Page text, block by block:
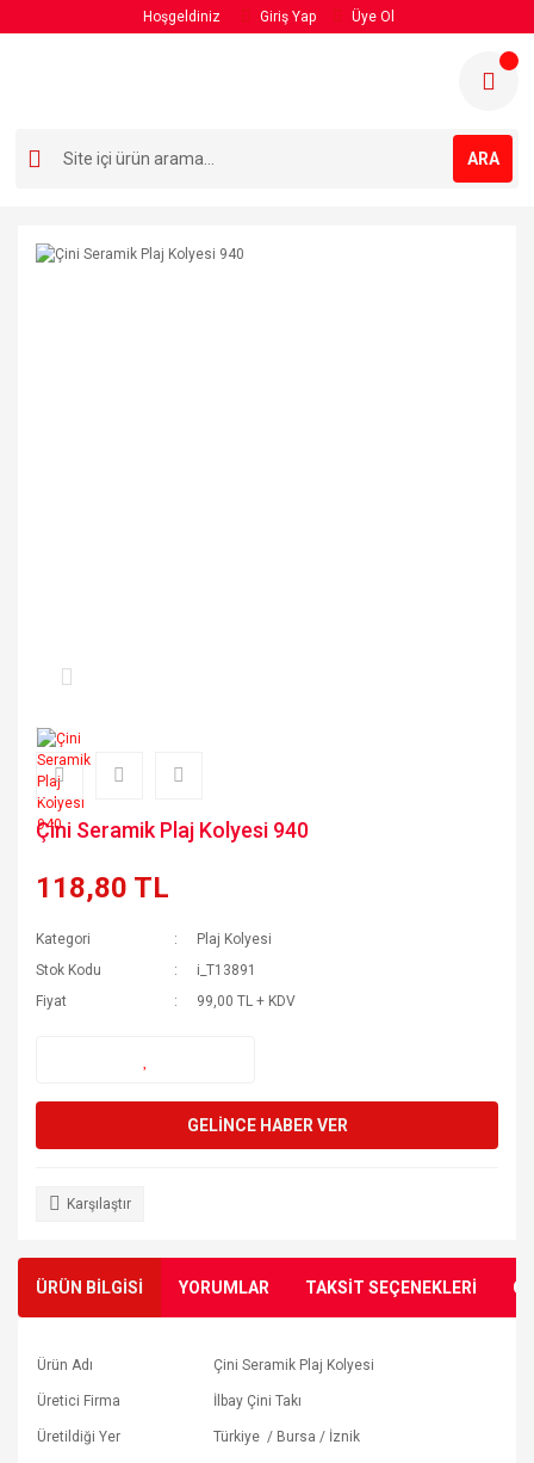
Hoşgeldiniz Giriş Yap Üye Ol
ARA
Çini Seramik Plaj Kolyesi 940
118,80 TL
Kategori
Plaj Kolyesi
Stok Kodu
i_T13891
Fiyat
99,00 TL + KDV
GELİNCE HABER VER
Karşılaştır
ÜRÜN BİLGİSİ YORUMLAR TAKSİT SEÇENEKLERİ
Ürün Adı Çini Seramik Plaj Kolyesi
Üretici Firma İlbay Çini Takı
Üretildiği Yer Türkiye / Bursa / İznik